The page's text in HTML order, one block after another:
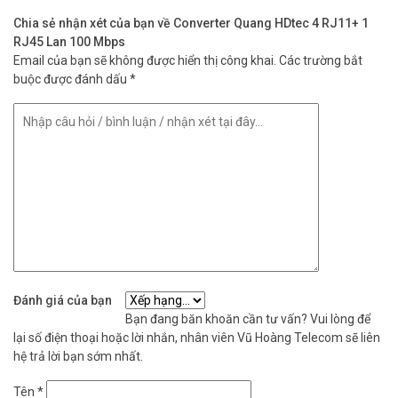
– Youtube: https://www.youtube.com/c/VuhoangTVChannel
– Google Plus:https://plus.google.com/u/0/+VuhoangTelecom46
Chia sẻ nhận xét của bạn về Converter Quang HDtec 4 RJ11+ 1
RJ45 Lan 100 Mbps
Email của bạn sẽ không được hiển thị công khai. Các trường bắt
buộc được đánh dấu *
Đánh giá của bạn
Bạn đang băn khoăn cần tư vấn? Vui lòng để
lại số điện thoại hoặc lời nhắn, nhân viên Vũ Hoàng Telecom sẽ liên
hệ trả lời bạn sớm nhất.
Tên *